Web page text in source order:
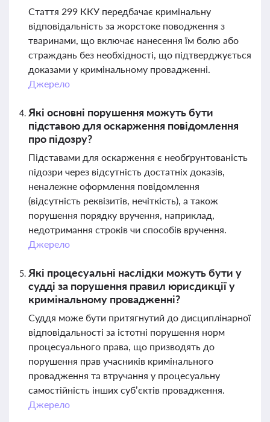
Стаття 299 ККУ передбачає кримінальну
відповідальність за жорстоке поводження з
тваринами, що включає нанесення їм болю або
страждань без необхідності, що підтверджується
доказами у кримінальному провадженні.
Джерело
Які основні порушення можуть бути
підставою для оскарження повідомлення
про підозру?
Підставами для оскарження є необґрунтованість
підозри через відсутність достатніх доказів,
неналежне оформлення повідомлення
(відсутність реквізитів, нечіткість), а також
порушення порядку вручення, наприклад,
недотримання строків чи способів вручення.
Джерело
Які процесуальні наслідки можуть бути у
судді за порушення правил юрисдикції у
кримінальному провадженні?
Суддя може бути притягнутий до дисциплінарної
відповідальності за істотні порушення норм
процесуального права, що призводять до
порушення прав учасників кримінального
провадження та втручання у процесуальну
самостійність інших суб’єктів провадження.
Джерело